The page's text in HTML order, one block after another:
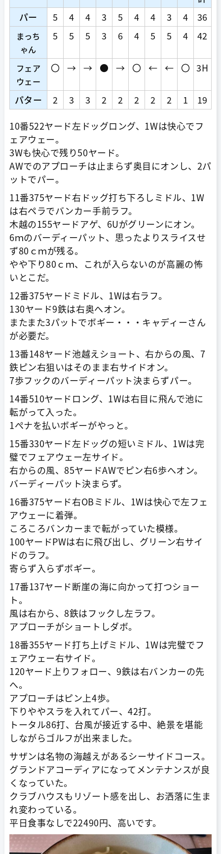
パー
5 4 4 3 5 4 4 3 4 36
まっち
ゃん
5 5 5 3 6 4 5 5 4 42
フェア
ウェー
〇 → → ● → 〇 ← ← 〇 3H
パター 2 3 3 2 2 2 2 2 1 19
10番522ヤード左ドッグロング、1Wは快心でフ
ェアウェー。
3Wも快心で残り50ヤード。
AWでのアプローチは止まらず奥目にオンし、2パ
ットでパー。
11番375ヤード右ドッグ打ち下ろしミドル、1W
は右ペラでバンカー手前ラフ。
木越の155ヤードアゲ、6Uがグリーンにオン。
6ｍのバーディーパット、思ったよりスライスせ
ず80ｃｍが残る。
やや下り80ｃｍ、これが入らないのが高麗の怖
いとこだ。
12番375ヤードミドル、1Wは右ラフ。
130ヤード9鉄は右奥へオン。
またまた3パットでボギー・・・キャディーさん
が必要だ。
13番148ヤード池越えショート、右からの風、7
鉄ピン右狙いはそのまま右サイドオン。
7歩フックのバーディーパット決まらずパー。
14番510ヤードロング、1Wは右目に飛んで池に
転がって入った。
1ぺナを払いボギーがやっと。
15番330ヤード左ドッグの短いミドル、1Wは完
璧でフェアウェー左サイド。
右からの風、85ヤードAWでピン右6歩へオン。
バーディーパット決まらず。
16番375ヤード右OBミドル、1Wは快心で左フェ
アウェーに着弾。
ころころバンカーまで転がっていた模様。
100ヤードPWは右に飛び出し、グリーン右サイ
ドのラフ。
寄らず入らずボギー。
17番137ヤード断崖の海に向かって打つショー
ト。
風は右から、8鉄はフックし左ラフ。
アプローチがショートしダボ。
18番355ヤード打ち上げミドル、1Wは完璧でフ
ェアウェー右サイド。
120ヤード上りフォロー、9鉄は右バンカーの先
へ。
アプローチはピン上4歩。
下りややスラを入れてパー、42打。
トータル86打、台風が接近する中、絶景を堪能
しながらゴルフが出来ました。
サザンは名物の海越えがあるシーサイドコース。
グランドアコーディアになってメンテナンスが良
くなっていた。
クラブハウスもリゾート感を出し、お洒落に生ま
れ変わっている。
平日食事なしで22490円、高いです。